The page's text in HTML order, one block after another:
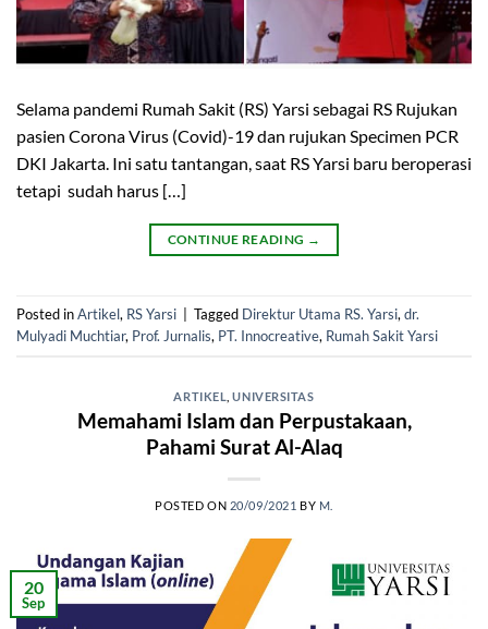
Selama pandemi Rumah Sakit (RS) Yarsi sebagai RS Rujukan
pasien Corona Virus (Covid)-19 dan rujukan Specimen PCR
DKI Jakarta. Ini satu tantangan, saat RS Yarsi baru beroperasi
tetapi sudah harus […]
CONTINUE READING →
Posted inArtikel, RS Yarsi Tagged Direktur Utama RS. Yarsi, dr.
Mulyadi Muchtiar, Prof. Jurnalis, PT. Innocreative, Rumah Sakit Yarsi
ARTIKEL ,UNIVERSITAS
Memahami Islam dan Perpustakaan,
Pahami Surat Al-Alaq
POSTED ON 20/09/2021 BY M.
20
Sep